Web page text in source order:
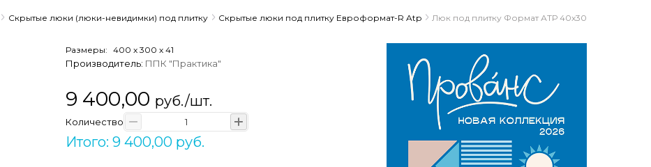
Скрытые люки (люки-невидимки) под плитку Скрытые люки под плитку Евроформат-R Atp Люк под плитку Формат АТР 40x30
Размеры: 400 x 300 x 41
Производитель: ППК "Практика"
9 400,00 руб./шт.
Количество
Итого: 9 400,00 руб.